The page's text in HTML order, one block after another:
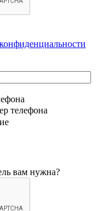
телефона
вам нужна?